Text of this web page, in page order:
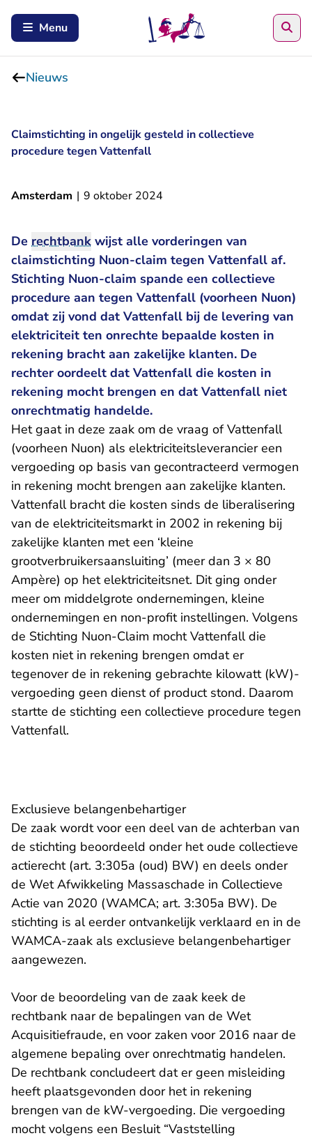
Menu
Nieuws
Claimstichting in ongelijk gesteld in collectieve
procedure tegen Vattenfall
Amsterdam | 9 oktober 2024
De rechtbank wijst alle vorderingen van
claimstichting Nuon-claim tegen Vattenfall af.
Stichting Nuon-claim spande een collectieve
procedure aan tegen Vattenfall (voorheen Nuon)
omdat zij vond dat Vattenfall bij de levering van
elektriciteit ten onrechte bepaalde kosten in
rekening bracht aan zakelijke klanten. De
rechter oordeelt dat Vattenfall die kosten in
rekening mocht brengen en dat Vattenfall niet
onrechtmatig handelde.
Het gaat in deze zaak om de vraag of Vattenfall
(voorheen Nuon) als elektriciteitsleverancier een
vergoeding op basis van gecontracteerd vermogen
in rekening mocht brengen aan zakelijke klanten.
Vattenfall bracht die kosten sinds de liberalisering
van de elektriciteitsmarkt in 2002 in rekening bij
zakelijke klanten met een ‘kleine
grootverbruikersaansluiting’ (meer dan 3 × 80
Ampère) op het elektriciteitsnet. Dit ging onder
meer om middelgrote ondernemingen, kleine
ondernemingen en non-profit instellingen. Volgens
de Stichting Nuon-Claim mocht Vattenfall die
kosten niet in rekening brengen omdat er
tegenover de in rekening gebrachte kilowatt (kW)-
vergoeding geen dienst of product stond. Daarom
startte de stichting een collectieve procedure tegen
Vattenfall.
Exclusieve belangenbehartiger
De zaak wordt voor een deel van de achterban van
de stichting beoordeeld onder het oude collectieve
actierecht (art. 3:305a (oud) BW) en deels onder
de Wet Afwikkeling Massaschade in Collectieve
Actie van 2020 (WAMCA; art. 3:305a BW). De
stichting is al eerder ontvankelijk verklaard en in de
WAMCA-zaak als exclusieve belangenbehartiger
aangewezen.
Voor de beoordeling van de zaak keek de
rechtbank naar de bepalingen van de Wet
Acquisitiefraude, en voor zaken voor 2016 naar de
algemene bepaling over onrechtmatig handelen.
De rechtbank concludeert dat er geen misleiding
heeft plaatsgevonden door het in rekening
brengen van de kW-vergoeding. Die vergoeding
mocht volgens een Besluit “Vaststelling